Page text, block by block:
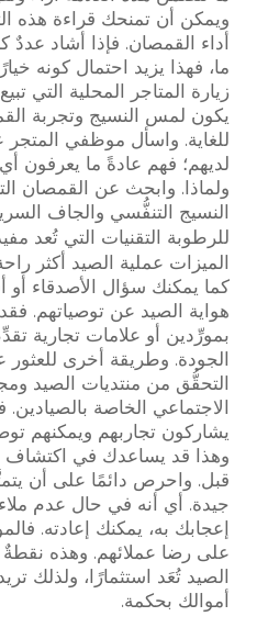
ويمكن أن تمنحك قراءة هذه
أداء القمصان. فإذا أشاد
ما، فهذا يزيد احتمال كونه
زيارة المتاجر المحلية التي
يكون لمس النسيج وتجربة
للغاية. واسأل موظفي المتجر
لديهم؛ فهم عادةً ما يعرفون
ولماذا. وابحث عن القمصان
النسيج التنفُّسي والجاف
للرطوبة التقنيات التي تُعد
الميزات عملية الصيد أكثر
كما يمكنك سؤال الأصدقاء أو
هواية الصيد عن توصياتهم.
بمورِّدين أو علامات تجارية
الجودة. وطريقة أخرى
التحقُّق من منتديات الصيد
الاجتماعي الخاصة
يشاركون تجاربهم ويمكنهم
وهذا قد يساعدك في اكتشاف
قبل. واحرص دائمًا على أن
جيدة. أي أنه في حال عدم
إعجابك به، يمكنك إعادته.
على رضا عملائهم. وهذه نقطةٌ
الصيد تُعَد استثمارًا، ولذلك
أموالك بحكمة.